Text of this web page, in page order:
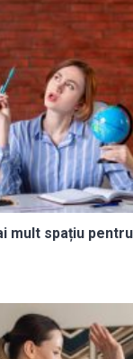
mult spațiu